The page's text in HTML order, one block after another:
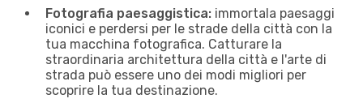
Fotografia paesaggistica: immortala paesaggi
iconici e perdersi per le strade della città con la
tua macchina fotografica. Catturare la
straordinaria architettura della città e l'arte di
strada può essere uno dei modi migliori per
scoprire la tua destinazione.